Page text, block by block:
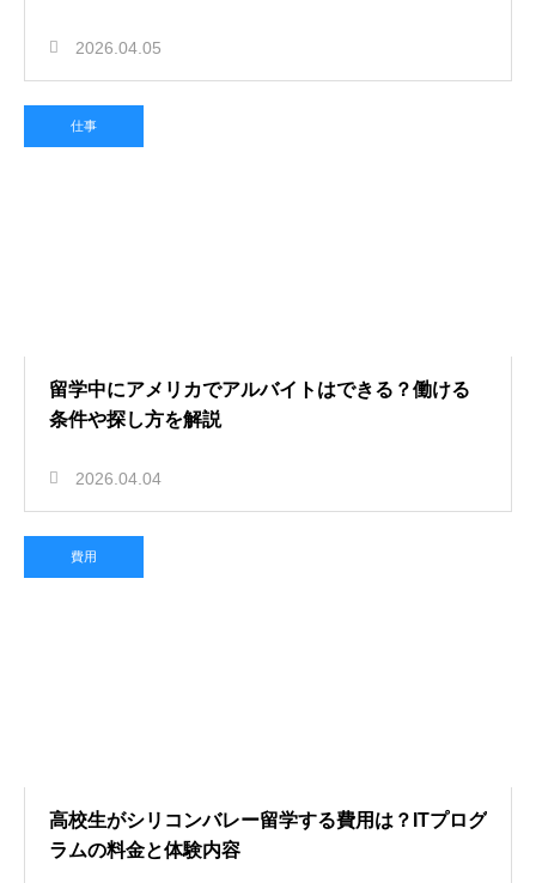
2026.04.05
仕事
留学中にアメリカでアルバイトはできる？働ける
条件や探し方を解説
2026.04.04
費用
高校生がシリコンバレー留学する費用は？ITプログ
ラムの料金と体験内容